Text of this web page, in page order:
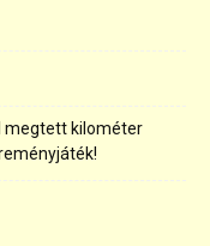
megtett kilométer